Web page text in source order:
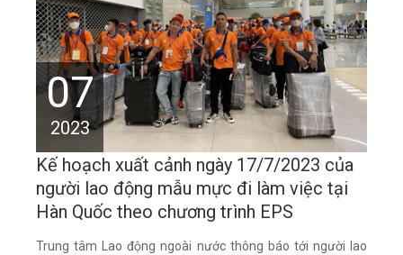
07
2023
Kế hoạch xuất cảnh ngày 17/7/2023 của
người lao động mẫu mực đi làm việc tại
Hàn Quốc theo chương trình EPS
Trung tâm Lao động ngoài nước thông báo tới người lao